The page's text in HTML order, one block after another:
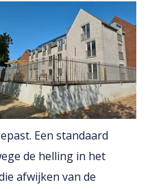
Een standaard
de helling in het
afwijken van de